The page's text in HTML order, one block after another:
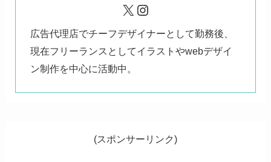
X Instagram
広告代理店でチーフデザイナーとして勤務後、
現在フリーランスとしてイラストやwebデザイ
ン制作を中心に活動中。
(スポンサーリンク)